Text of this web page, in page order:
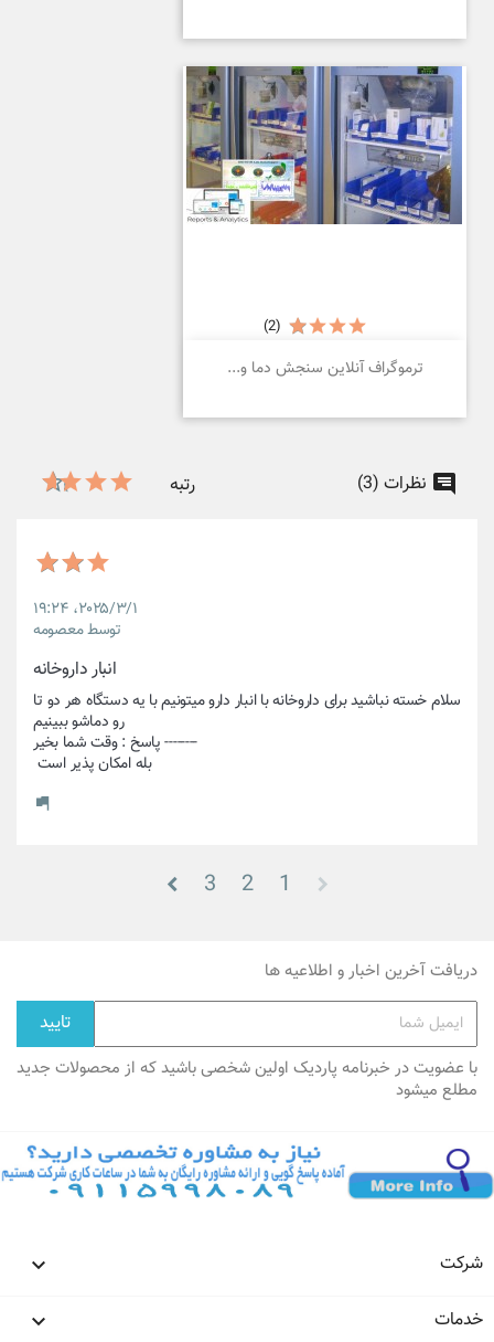
ترموگراف آنلاین سنجش دما و...
(2)
نظرات (3) رتبه
۲۰۲۵/۳/۱،‏ ۱۹:۲۴
توسط معصومه
انبار داروخانه
بله امکان پذیر است
1
2
3
دریافت آخرین اخبار و اطلاعیه ها
با عضویت در خبرنامه پاردیک اولین شخصی باشید که از محصولات جدید
مطلع میشود
شرکت 
خدمات 